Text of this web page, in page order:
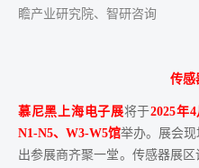
瞻产业研究院、智研咨询
传感
慕尼黑上海电子展将于2025年4
N1-N5、W3-W5馆举办。展会
出参展商齐聚一堂。传感器展